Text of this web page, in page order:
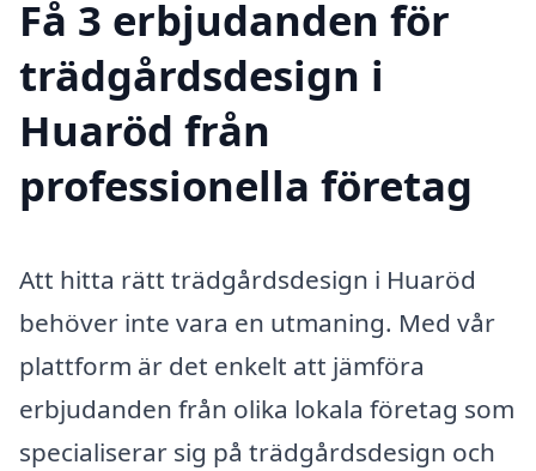
Få 3 erbjudanden för
trädgårdsdesign i
Huaröd från
professionella företag
Att hitta rätt trädgårdsdesign i Huaröd
behöver inte vara en utmaning. Med vår
plattform är det enkelt att jämföra
erbjudanden från olika lokala företag som
specialiserar sig på trädgårdsdesign och